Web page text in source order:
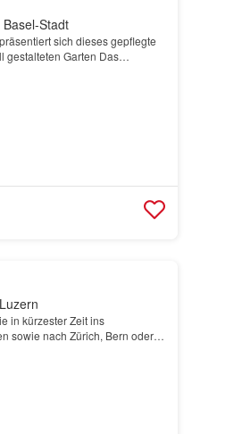
Stadt
sich dieses gepflegte
gestalteten Garten Das
in kürzester Zeit ins
sowie nach Zürich, Bern oder